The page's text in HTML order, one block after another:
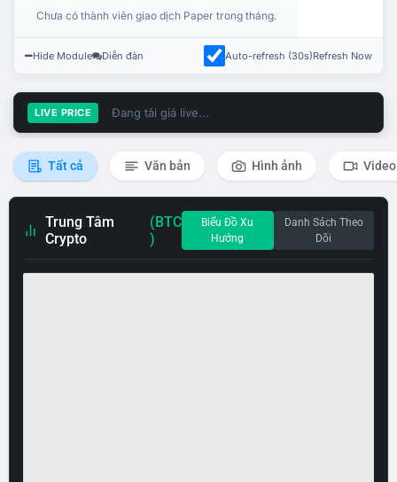
Chưa có thành viên giao dịch Paper trong tháng.
Hide Module Diễn đàn Auto-refresh (30s)Refresh Now
LIVE PRICE Đang tải giá live...
Tất cả Văn bản Hình ảnh Video
Trung Tâm
Crypto
(BTC
)
Biểu Đồ Xu
Hướng
Danh Sách Theo
Dõi